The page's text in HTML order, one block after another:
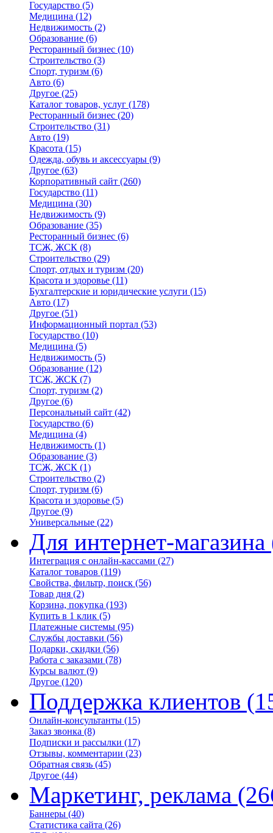
Государство (5)
Медицина (12)
Недвижимость (2)
Образование (6)
Ресторанный бизнес (10)
Строительство (3)
Спорт, туризм (6)
Авто (6)
Другое (25)
Каталог товаров, услуг (178)
Ресторанный бизнес (20)
Строительство (31)
Авто (19)
Красота (15)
Одежда, обувь и аксессуары (9)
Другое (63)
Корпоративный сайт (260)
Государство (11)
Медицина (30)
Недвижимость (9)
Образование (35)
Ресторанный бизнес (6)
ТСЖ, ЖСК (8)
Строительство (29)
Спорт, отдых и туризм (20)
Красота и здоровье (11)
Бухгалтерские и юридические услуги (15)
Авто (17)
Другое (51)
Информационный портал (53)
Государство (10)
Медицина (5)
Недвижимость (5)
Образование (12)
ТСЖ, ЖСК (7)
Спорт, туризм (2)
Другое (6)
Персональный сайт (42)
Государство (6)
Медицина (4)
Недвижимость (1)
Образование (3)
ТСЖ, ЖСК (1)
Строительство (2)
Спорт, туризм (6)
Красота и здоровье (5)
Другое (9)
Универсальные (22)
Для интернет-магазина
Интеграция с онлайн-кассами (27)
Каталог товаров (119)
Свойства, фильтр, поиск (56)
Товар дня (2)
Корзина, покупка (193)
Купить в 1 клик (5)
Платежные системы (95)
Службы доставки (56)
Подарки, скидки (56)
Работа с заказами (78)
Курсы валют (9)
Другое (120)
Поддержка клиентов
Онлайн-консультанты (15)
Заказ звонка (8)
Подписки и рассылки (17)
Отзывы, комментарии (23)
Обратная связь (45)
Другое (44)
Маркетинг, реклама
Баннеры (40)
Статистика сайта (26)